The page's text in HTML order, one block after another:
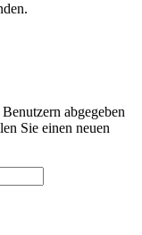
abgegeben
Sie einen neuen